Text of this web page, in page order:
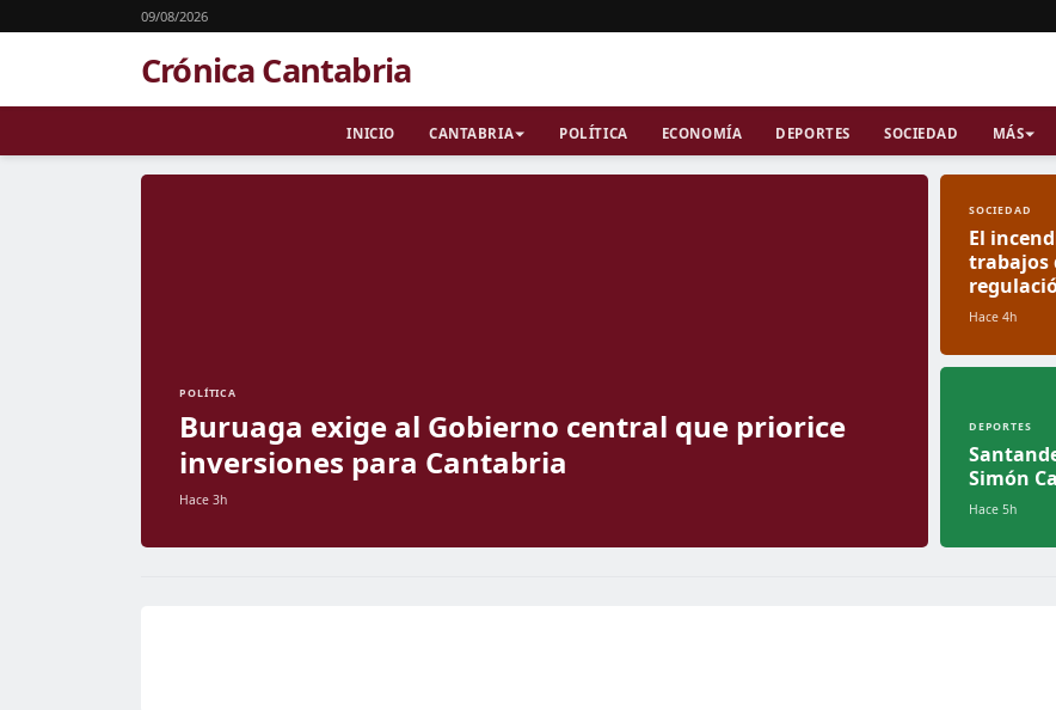
09/08/2026
Crónica Cantabria
INICIO CANTABRIA POLÍTICA ECONOMÍA DEPORTES SOCIEDAD MÁS
POLÍTICA
Buruaga exige al Gobierno central que priorice
inversiones para Cantabria
Hace 3h
SOCIEDAD
El
trabajos
Hace 4h
DEPORTES
Simón
Hace 5h